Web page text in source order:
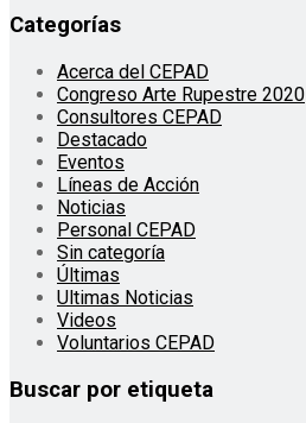
Categorías
Acerca del CEPAD
Congreso Arte Rupestre 2020
Consultores CEPAD
Destacado
Eventos
Líneas de Acción
Noticias
Personal CEPAD
Sin categoría
Últimas
Ultimas Noticias
Videos
Voluntarios CEPAD
Buscar por etiqueta